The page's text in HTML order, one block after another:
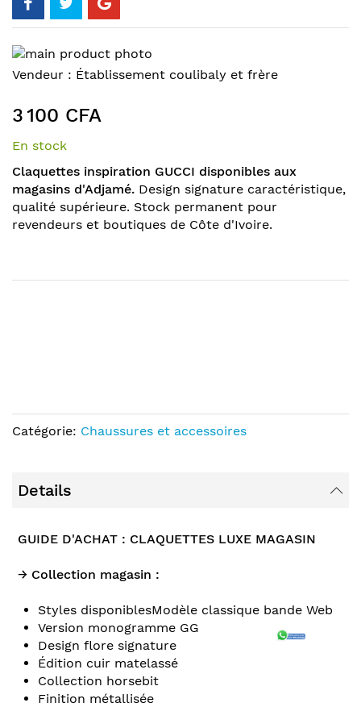
Skip
to
end
of
the
gallery
Skip
the
beginning
of
images
gallery
Vendeur : Établissement coulibaly et frère
3 100 CFA
En stock
Claquettes inspiration GUCCI disponibles aux
magasins d'Adjamé. Design signature caractéristique,
qualité supérieure. Stock permanent pour
revendeurs et boutiques de Côte d'Ivoire.
Catégorie: Chaussures et accessoires
Details
GUIDE D'ACHAT : CLAQUETTES LUXE MAGASIN
→ Collection magasin :
Styles disponiblesModèle classique bande Web
Version monogramme GG
Design flore signature
Édition cuir matelassé
Collection horsebit
Finition métallisée